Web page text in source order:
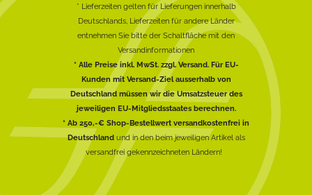
* Lieferzeiten gelten für Lieferungen innerhalb
Deutschlands, Lieferzeiten für andere Länder
entnehmen Sie bitte der Schaltfläche mit den
Versandinformationen
* Alle Preise inkl. MwSt. zzgl. Versand. Für EU-
Kunden mit Versand-Ziel ausserhalb von
Deutschland müssen wir die Umsatzsteuer des
jeweiligen EU-Mitgliedsstaates berechnen.
* Ab 250,-€ Shop-Bestellwert versandkostenfrei in
Deutschlandund in den beim jeweiligen Artikel als
versandfrei gekennzeichneten Ländern!